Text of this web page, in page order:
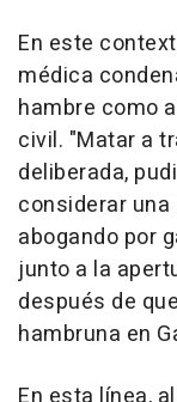
En este
médica
hambre como
civil. "Matar a
deliberada,
considerar
abogando por
junto a la
después de
hambruna en